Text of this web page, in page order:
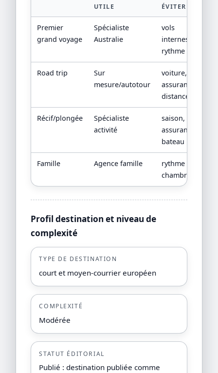
UTILE
ÉVITER
Premier
grand voyage
Spécialiste
Australie
vols
internes,
rythme
Road trip
Sur
mesure/autotour
voiture,
assurances,
distances
Récif/plongée
Spécialiste
activité
saison,
assurance,
bateau
Famille Agence famille
rythme et
chambres
Profil destination et niveau de
complexité
TYPE DE DESTINATION
court et moyen-courrier européen
COMPLEXITÉ
Modérée
STATUT ÉDITORIAL
Publié : destination publiée comme